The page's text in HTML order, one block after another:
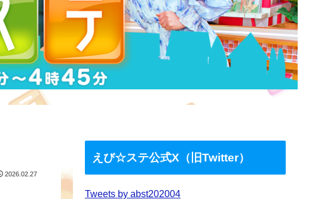
2026.02.27
えび☆ステ公式X（旧Twitter）
Tweets by abst202004